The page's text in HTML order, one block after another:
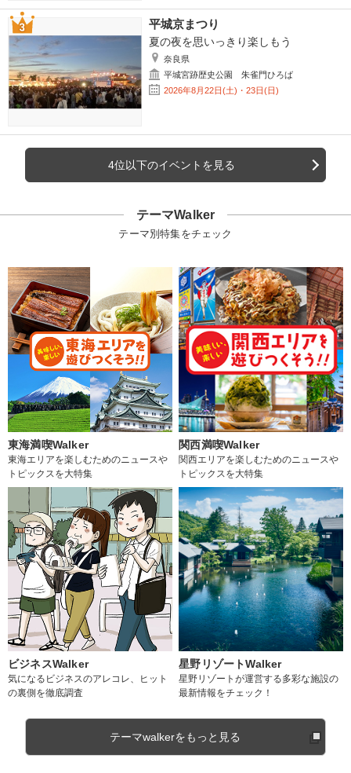
平城京まつり
夏の夜を思いっきり楽しもう
奈良県
平城宮跡歴史公園 朱雀門ひろば
2026年8月22日(土)・23日(日)
4位以下のイベントを見る
テーマWalker
テーマ別特集をチェック
東海満喫Walker
東海エリアを楽しむためのニュースや
トピックスを大特集
関西満喫Walker
関西エリアを楽しむためのニュースや
トピックスを大特集
ビジネスWalker
気になるビジネスのアレコレ、ヒット
の裏側を徹底調査
星野リゾートWalker
星野リゾートが運営する多彩な施設の
最新情報をチェック！
テーマwalkerをもっと見る